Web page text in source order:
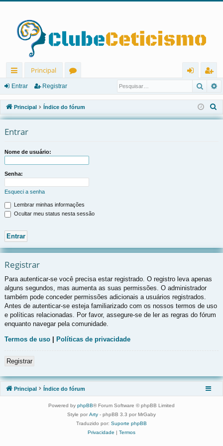
in
ks
rá
pi
os
Principal
u
ns
ra
r
eg
ist
ra
Entrar Registrar
Principal Índice do fórum
e
Entrar
Nome de usuário:
Senha:
Esqueci a senha
Lembrar minhas informações
Ocultar meu status nesta sessão
Registrar
Para autenticar-se você precisa estar registrado. O registro leva apenas
alguns segundos, mas aumenta as suas permissões. O administrador
também pode conceder permissões adicionais a usuários registrados.
Antes de autenticar-se esteja familiarizado com os nossos termos de uso
e políticas relacionadas. Por favor, assegure-se de ler as regras do fórum
enquanto navegar pela comunidade.
Termos de uso Políticas de privacidade
Registrar
Principal Índice do fórum
Powered by phpBB® Forum Software © phpBB Limited
Style por Arty - phpBB 3.3 por MrGaby
Traduzido por: Suporte phpBB
Privacidade | Termos